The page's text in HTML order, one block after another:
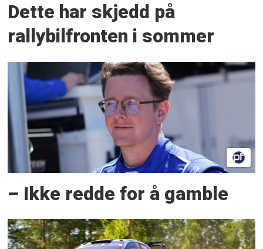
Dette har skjedd på
rallybilfronten i sommer
– Ikke redde for å gamble